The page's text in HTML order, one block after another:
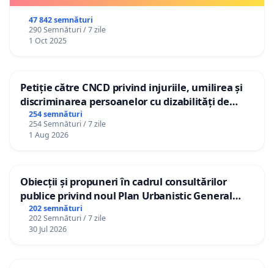
47 842 semnături
290 Semnături / 7 zile
1 Oct 2025
Petiție către CNCD privind injuriile, umilirea și
discriminarea persoanelor cu dizabilități de
către utilizatorul TikTok „Gorici”
254 semnături
254 Semnături / 7 zile
1 Aug 2026
Obiecții și propuneri în cadrul consultărilor
publice privind noul Plan Urbanistic General
(PUG) Ialoveni
202 semnături
202 Semnături / 7 zile
30 Jul 2026